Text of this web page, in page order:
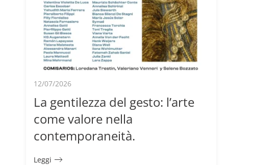
12/07/2026
La gentilezza del gesto: l’arte
come valore nella
contemporaneità.
Leggi